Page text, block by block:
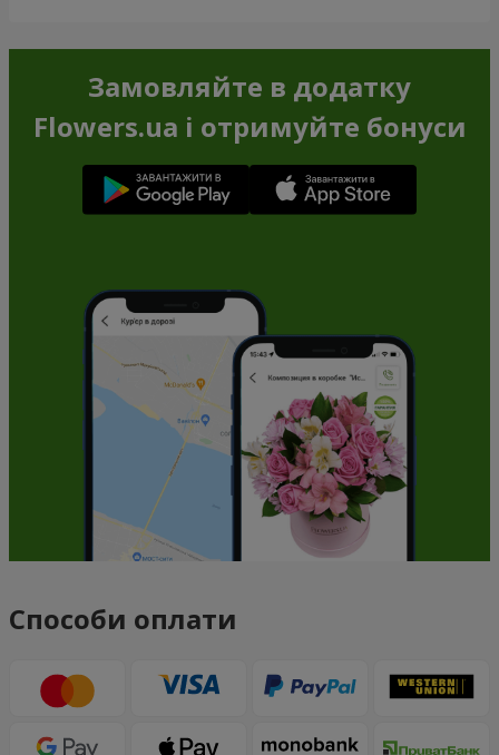
Замовляйте в додатку
Flowers.ua і отримуйте бонуси
Способи оплати